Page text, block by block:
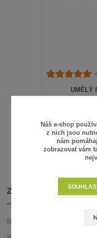
UMĚLÝ
ZBOŽÍ ZAŘAZENO V
Náš e-shop
z nich jsou
nám
zobrazovat vám